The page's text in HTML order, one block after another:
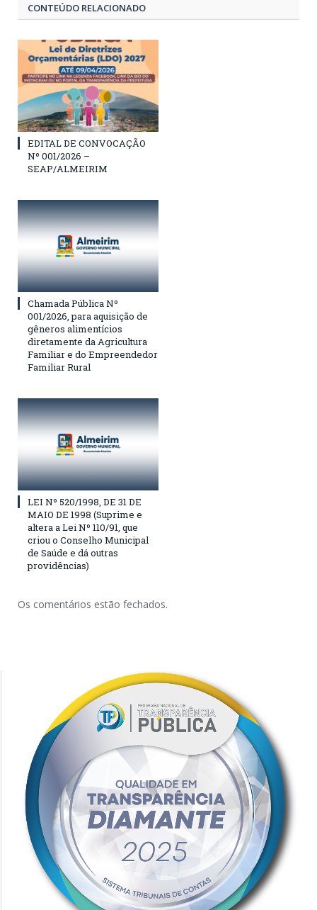
CONTEÚDO RELACIONADO
EDITAL DE CONVOCAÇÃO
Nº 001/2026 –
SEAP/ALMEIRIM
Chamada Pública Nº
001/2026, para aquisição de
gêneros alimentícios
diretamente da Agricultura
Familiar e do Empreendedor
Familiar Rural
LEI Nº 520/1998, DE 31 DE
MAIO DE 1998 (Suprime e
altera a Lei Nº 110/91, que
criou o Conselho Municipal
de Saúde e dá outras
providências)
Os comentários estão fechados.